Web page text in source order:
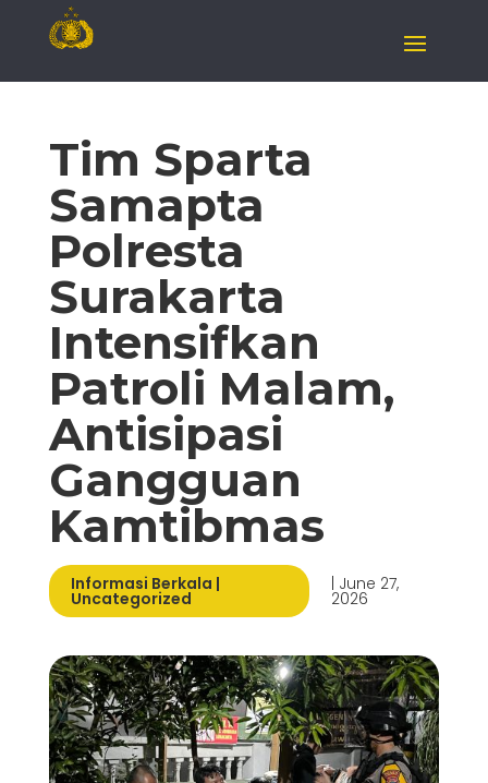
Tim Sparta
Samapta
Polresta
Surakarta
Intensifkan
Patroli Malam,
Antisipasi
Gangguan
Kamtibmas
Informasi Berkala |
Uncategorized
| June 27,
2026